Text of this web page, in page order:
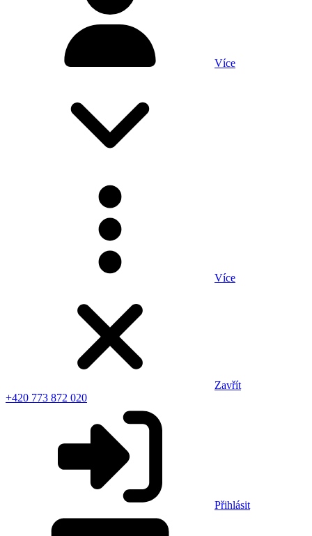
Více
Více
Zavřít
+420 773 872 020
Přihlásit